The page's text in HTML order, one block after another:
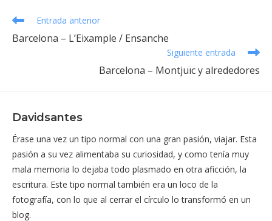
Leer
artículos
Entrada anterior
Barcelona – L’Eixample / Ensanche
Siguiente entrada
Barcelona – Montjuïc y alrededores
Davidsantes
Érase una vez un tipo normal con una gran pasión, viajar. Esta
pasión a su vez alimentaba su curiosidad, y como tenía muy
mala memoria lo dejaba todo plasmado en otra aficción, la
escritura. Este tipo normal también era un loco de la
fotografía, con lo que al cerrar el círculo lo transformó en un
blog.